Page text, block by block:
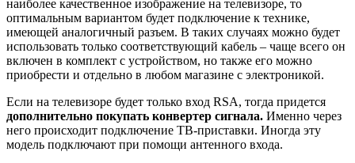
наиболее качественное изображение на телевизоре, то
оптимальным вариантом будет подключение к технике,
имеющей аналогичный разъем. В таких случаях можно будет
использовать только соответствующий кабель – чаще всего он
включен в комплект с устройством, но также его можно
приобрести и отдельно в любом магазине с электроникой.
Если на телевизоре будет только вход RSA, тогда придется
дополнительно покупать конвертер сигнала. Именно через
него происходит подключение ТВ-приставки. Иногда эту
модель подключают при помощи антенного входа.